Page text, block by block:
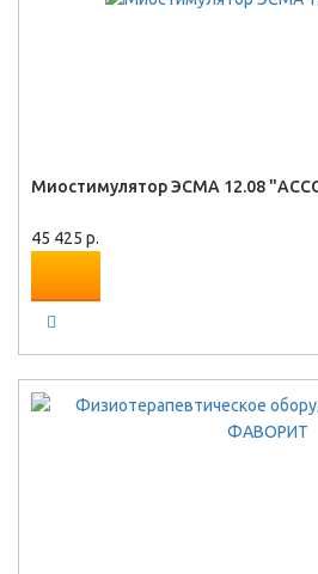
Миостимулятор ЭСМА 12.08
45 425 р.